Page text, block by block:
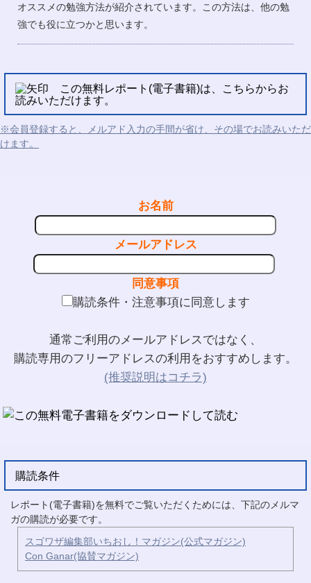
オススメの勉強方法が紹介されています。この方法は、他の勉
強でも役に立つかと思います。
この無料レポート(電子書籍)は、こちらからお
読みいただけます。
※会員登録すると、メルアド入力の手間が省け、その場でお読みいただ
けます。
お名前
メールアドレス
同意事項
購読条件・注意事項に同意します
通常ご利用のメールアドレスではなく、
購読専用のフリーアドレスの利用をおすすめします。
(推奨説明はコチラ)
購読条件
レポート(電子書籍)を無料でご覧いただくためには、下記のメルマ
ガの購読が必要です。
スゴワザ編集部いちおし！マガジン(公式マガジン)
Con Ganar(協賛マガジン)